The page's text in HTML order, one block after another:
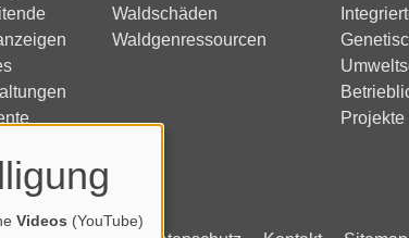
Waldschäden
Waldgenressourcen
Projekte
Videos (YouTube)